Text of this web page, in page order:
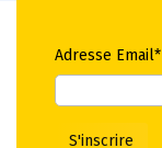
Adresse Email*